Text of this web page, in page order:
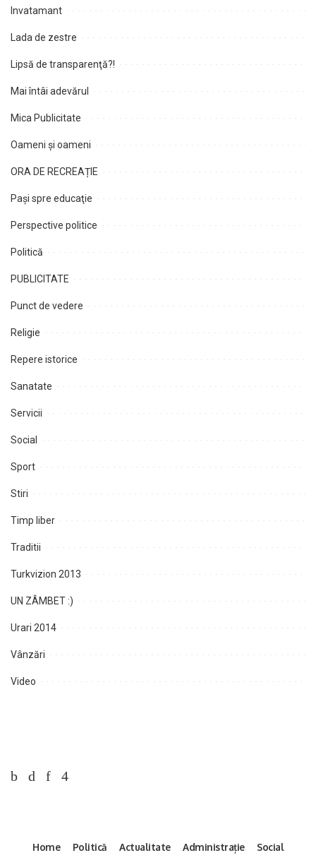
Invatamant
Lada de zestre
Lipsă de transparenţă?!
Mai întâi adevărul
Mica Publicitate
Oameni şi oameni
ORA DE RECREAȚIE
Paşi spre educaţie
Perspective politice
Politică
PUBLICITATE
Punct de vedere
Religie
Repere istorice
Sanatate
Servicii
Social
Sport
Stiri
Timp liber
Traditii
Turkvizion 2013
UN ZÂMBET :)
Urari 2014
Vânzări
Video
Home Politică Actualitate Administrație Social